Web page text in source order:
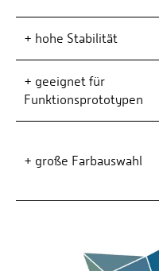
+ hohe Stabilität
+ geeignet für
Funktionsprototypen
+ große Farbauswahl